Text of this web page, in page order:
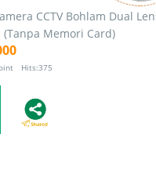
CCTV Bohlam Dual
(Tanpa Memori Card)
Hits:375